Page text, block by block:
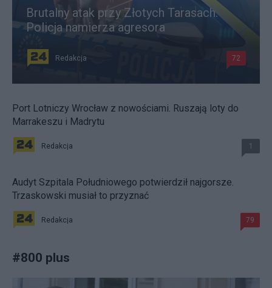
Brutalny atak przy Złotych Tarasach.
Policja namierza agresora
Redakcja 72
Port Lotniczy Wrocław z nowościami. Ruszają loty do
Marrakeszu i Madrytu
Redakcja 1
Audyt Szpitala Południowego potwierdził najgorsze.
Trzaskowski musiał to przyznać
Redakcja 79
#800 plus